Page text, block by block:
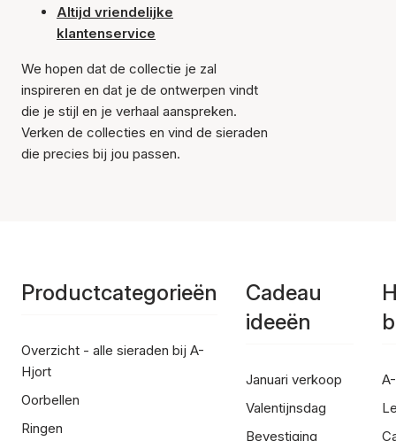
Altijd vriendelijke
klantenservice
We hopen dat de collectie je zal
inspireren en dat je de ontwerpen vindt
die je stijl en je verhaal aanspreken.
Verken de collecties en vind de sieraden
die precies bij jou passen.
Productcategorieën
Overzicht - alle sieraden bij A-
Hjort
Oorbellen
Ringen
Cadeau
ideeën
Januari verkoop
Valentijnsdag
Bevestiging